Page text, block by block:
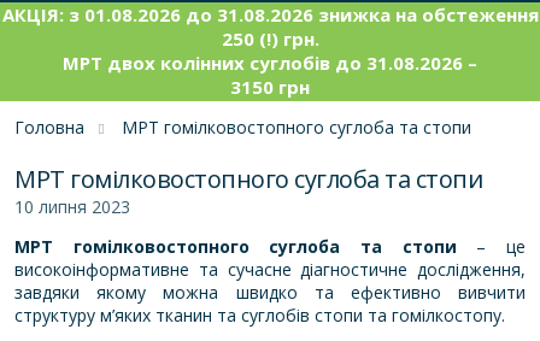
АКЦІЯ: з 01.08.2026 до 31.08.2026 знижка на обстеження
250 (!) грн.
МРТ двох колінних суглобів до 31.08.2026 –
3150 грн
Головна МРТ гомілковостопного суглоба та стопи
МРТ гомілковостопного суглоба та стопи
10 липня 2023
МРТ гомілковостопного суглоба та стопи – це
високоінформативне та сучасне діагностичне дослідження,
завдяки якому можна швидко та ефективно вивчити
структуру м’яких тканин та суглобів стопи та гомілкостопу.